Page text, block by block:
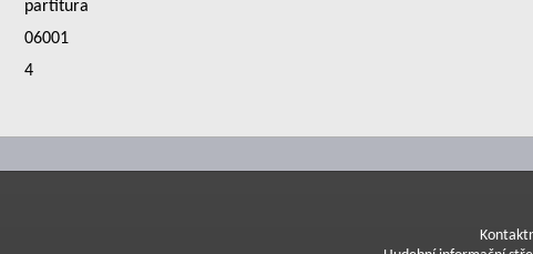
partitura
06001
4